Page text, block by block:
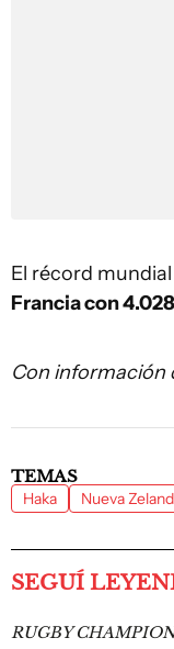
El récord
Francia con
Con información
TEMAS
Haka Nueva
SEGUÍ
RUGBY